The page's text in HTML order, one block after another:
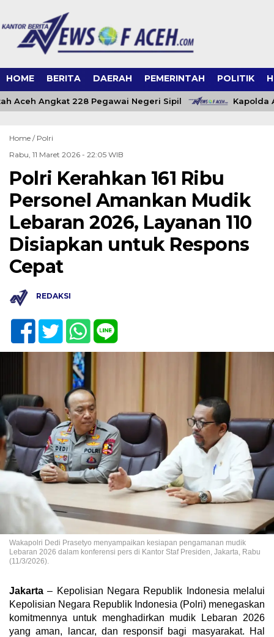
HOME BERITA DAERAH PEMERINTAH POLITIK
Aceh Angkat 228 Pegawai Negeri Sipil Kapolda
Home / Polri
Rabu, 11 Maret 2026 - 22:05 WIB
Polri Kerahkan 161 Ribu
Personel Amankan Mudik
Lebaran 2026, Layanan 110
Disiapkan untuk Respons
Cepat
REDAKSI
Wakapolri Dedi Prasetyo menyampaikan kesiapan pengamanan mudik
Lebaran 2026 dalam konferensi pers di Kantor Staf Presiden, Jakarta, Rabu
(11/3/2026).
Jakarta – Kepolisian Negara Republik Indonesia melalui
Kepolisian Negara Republik Indonesia (Polri) menegaskan
komitmennya untuk menghadirkan mudik Lebaran 2026
yang aman, lancar, dan responsif bagi masyarakat. Hal